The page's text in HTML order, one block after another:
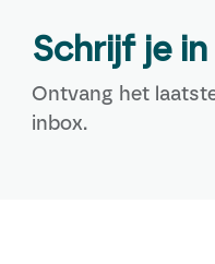
Schrijf je
Ontvang het
inbox.